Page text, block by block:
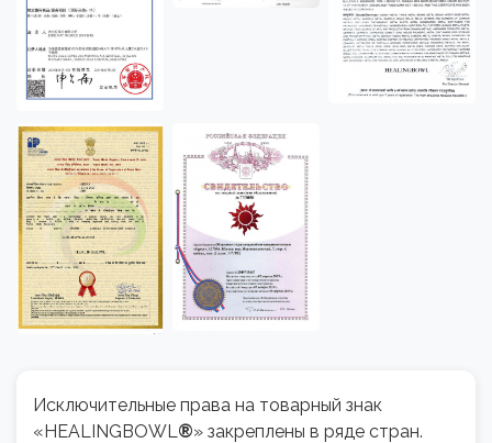
Исключительные права на товарный знак
«HEALINGBOWL ®» закреплены в ряде стран.